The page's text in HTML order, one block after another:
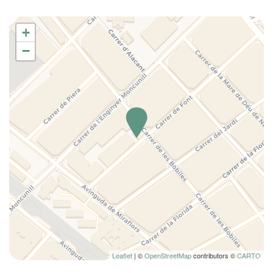
Camino hasta la entrada sin escalones
Champú
Ciudad
Cocina
Cocina completa
Cocina pequeña
Comedor
Comedor privado
Conexión ethernet
Copas
Cubiertos
Cuna
Cuna
Cuna plegable de viaje
Cunas
+
−
Leaflet | ©OpenStreetMapcontributors ©CARTO